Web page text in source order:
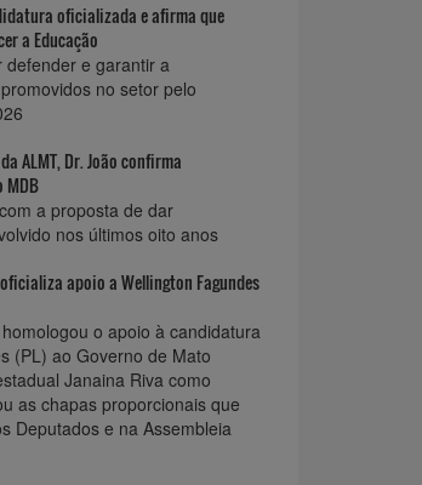
oficializada e afirma que
a Educação
defender e garantir a
no setor pelo
ALMT, Dr. João confirma
a proposta de dar
nos últimos oito anos
oficializa apoio a Wellington Fagundes
o apoio à candidatura
(PL) ao Governo de Mato
Janaina Riva como
as chapas proporcionais que
Deputados e na Assembleia